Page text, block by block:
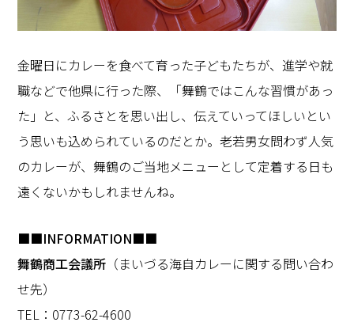
金曜日にカレーを食べて育った子どもたちが、進学や就
職などで他県に行った際、「舞鶴ではこんな習慣があっ
た」と、ふるさとを思い出し、伝えていってほしいとい
う思いも込められているのだとか。老若男女問わず人気
のカレーが、舞鶴のご当地メニューとして定着する日も
遠くないかもしれませんね。
■■INFORMATION■■
舞鶴商工会議所 （まいづる海自カレーに関する問い合わ
せ先）
TEL：0773-62-4600